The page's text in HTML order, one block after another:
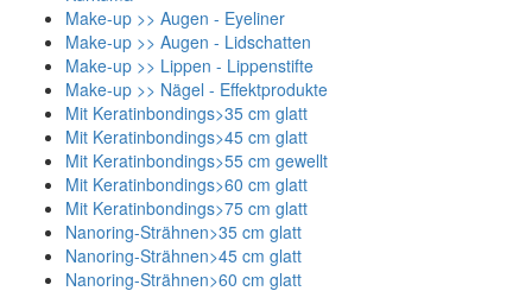
Make-up >> Augen - Eyeliner
Make-up >> Augen - Lidschatten
Make-up >> Lippen - Lippenstifte
Make-up >> Nägel - Effektprodukte
Mit Keratinbondings>35 cm glatt
Mit Keratinbondings>45 cm glatt
Mit Keratinbondings>55 cm gewellt
Mit Keratinbondings>60 cm glatt
Mit Keratinbondings>75 cm glatt
Nanoring-Strähnen>35 cm glatt
Nanoring-Strähnen>45 cm glatt
Nanoring-Strähnen>60 cm glatt